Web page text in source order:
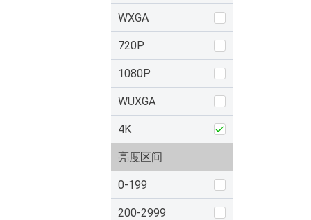
WXGA
720P
1080P
WUXGA
4K
亮度区间
0-199
200-2999